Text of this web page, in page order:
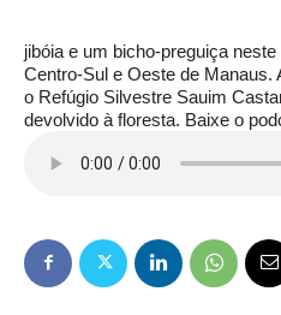
jibóia e um bicho-preguiça
Centro-Sul e Oeste de Manaus.
o Refúgio Silvestre Sauim
devolvido à floresta. Baixe o